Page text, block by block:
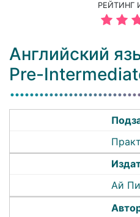
РЕЙТИНГ
Английский
Pre-
Ай